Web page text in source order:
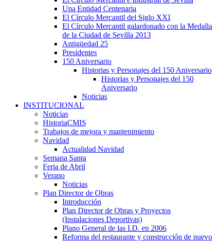
Una Entidad Centenaria
El Círculo Mercantil del Siglo XXI
El Círculo Mercantil galardonado con la Medalla
de la Ciudad de Sevilla 2013
Antigüedad 25
Presidentes
150 Aniversario
Historias y Personajes del 150 Aniversario
Historias y Personajes del 150
Aniversario
Noticias
INSTITUCIONAL
Noticias
HistoriaCMIS
Trabajos de mejora y mantenimiento
Navidad
Actualidad Navidad
Semana Santa
Feria de Abril
Verano
Noticias
Plan Director de Obras
Introducción
Plan Director de Obras y Proyectos
(Instalaciones Deportivas)
Plano General de las I.D. en 2006
Reforma del restaurante y construcción de nuevo